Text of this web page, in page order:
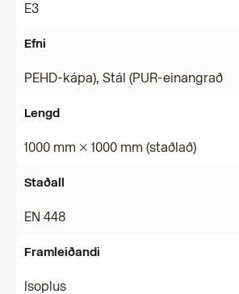
E3
Efni
PEHD-kápa), Stál (PUR-einangrað
Lengd
1000 mm × 1000 mm (staðlað)
Staðall
EN 448
Framleiðandi
Isoplus